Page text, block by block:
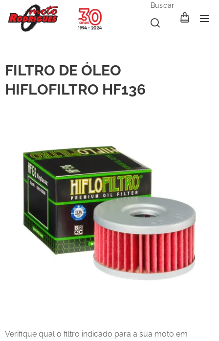
Buscar
FILTRO DE ÓLEO
HIFLOFILTRO HF136
Verifique qual o filtro indicado para a sua moto em